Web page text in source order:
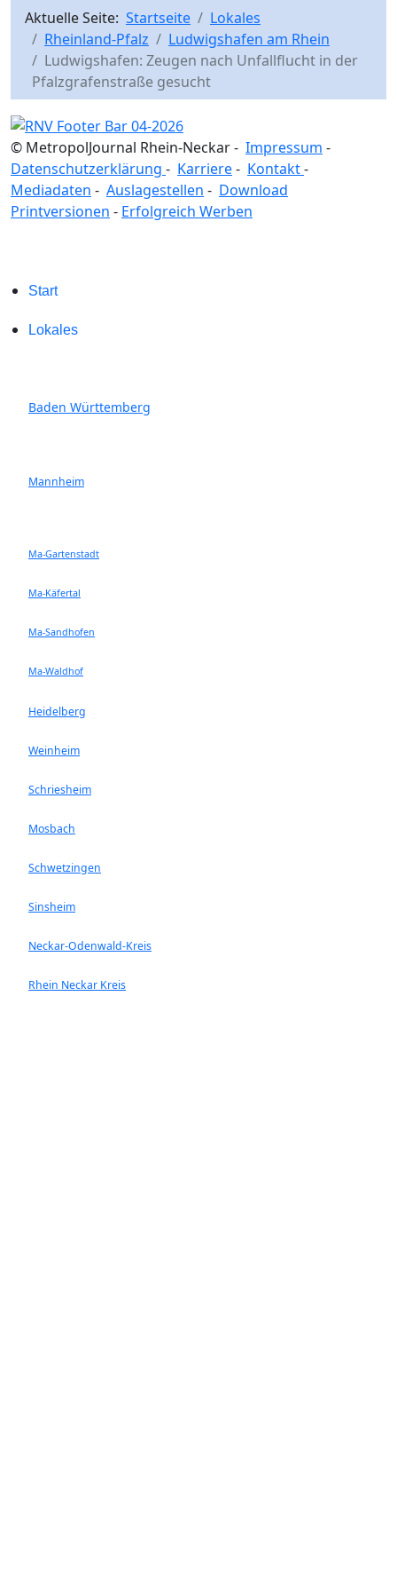
Aktuelle Seite: Startseite
Lokales
Rheinland-Pfalz
Ludwigshafen am Rhein
Ludwigshafen: Zeugen nach Unfallflucht in der
Pfalzgrafenstraße gesucht
© MetropolJournal Rhein-Neckar - Impressum -
Datenschutzerklärung - Karriere- Kontakt-
Mediadaten - Auslagestellen - Download
Printversionen - Erfolgreich Werben
Start
Lokales
Baden Württemberg
Mannheim
Ma-Gartenstadt
Ma-Käfertal
Ma-Sandhofen
Ma-Waldhof
Heidelberg
Weinheim
Schriesheim
Mosbach
Schwetzingen
Sinsheim
Neckar-Odenwald-Kreis
Rhein Neckar Kreis